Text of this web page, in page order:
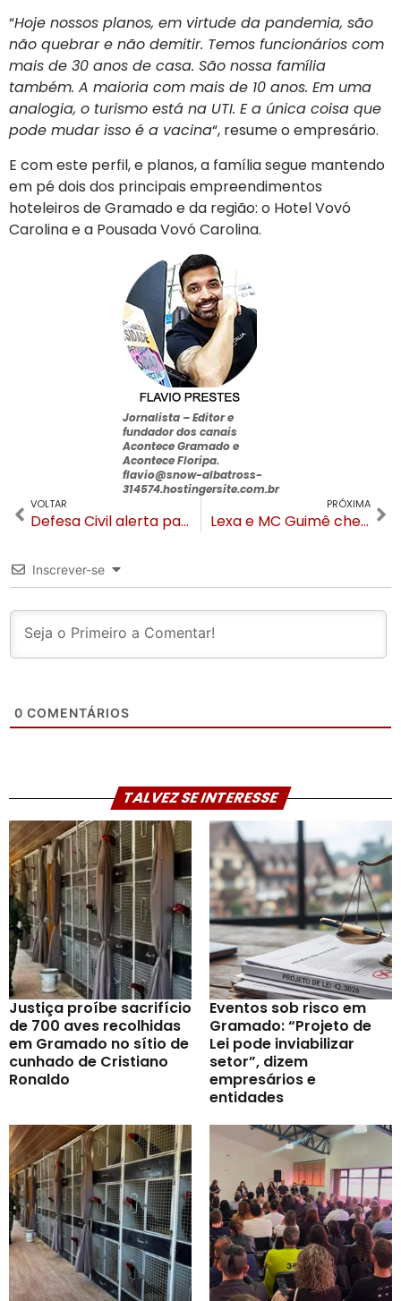
“Hoje nossos planos, em virtude da pandemia, são
não quebrar e não demitir. Temos funcionários com
mais de 30 anos de casa. São nossa família
também. A maioria com mais de 10 anos. Em uma
analogia, o turismo está na UTI. E a única coisa que
pode mudar isso é a vacina“, resume o empresário.
E com este perfil, e planos, a família segue mantendo
em pé dois dos principais empreendimentos
hoteleiros de Gramado e da região: o Hotel Vovó
Carolina e a Pousada Vovó Carolina.
Jornalista –Editor e
fundador dos canais
Acontece Gramado e
Acontece Floripa.
flavio@snow-albatross-
314574.hostingersite.com.br
VOLTAR
Defesa Civil alerta para chuvas intensas, rajadas de vento e granizo em todo RS
PRÓXIMA
Lexa e MC Guimê chegam a Gramado para passar o Natal
Inscrever-se
0 COMENTÁRIOS
TALVEZ SE INTERESSE
Justiça proíbe sacrifício
de 700 aves recolhidas
em Gramado no sítio de
cunhado de Cristiano
Ronaldo
Eventos sob risco em
Gramado: “Projeto de
Lei pode inviabilizar
setor”, dizem
empresários e
entidades